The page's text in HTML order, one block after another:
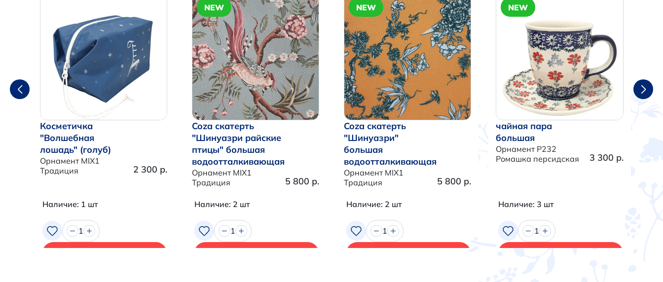
Косметичка
"Волшебная
лошадь" (голуб)
Орнамент MIX1
Традиция
2 300 р.
Наличие: 1 шт
1
NEW
Coza скатерть
"Шинуазри райские
птицы" большая
водоотталкивающая
Орнамент MIX1
Традиция
5 800 р.
Наличие: 2 шт
1
NEW
Coza скатерть
"Шинуазри"
большая
водоотталкивающая
Орнамент MIX1
Традиция
5 800 р.
Наличие: 2 шт
1
NEW
чайная пара
большая
Орнамент P232
Ромашка персидская
3 300 р.
Наличие: 3 шт
1